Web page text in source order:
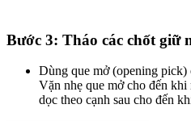
Bước 3: Tháo các chốt giữ
Dùng que mở (opening pick)
Vặn nhẹ que mở cho đến
dọc theo cạnh sau cho đến